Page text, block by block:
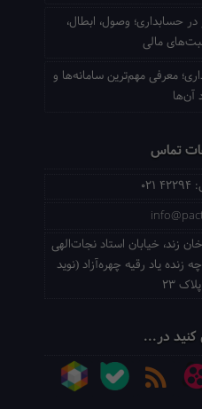
حسابداری؛ وصول، ابطال،
مالی
معرفی مهم‌ترین سامانه‌ها و
آن‌ها
تماس
021 42294
زند، خیابان استاد نجات‌الهی
زنده یاد رقیه چهره‌آزاد (نوید
23
کنید در...